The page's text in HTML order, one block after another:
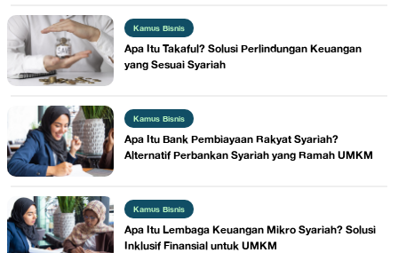
Kamus Bisnis
Apa Itu Takaful? Solusi Perlindungan Keuangan
yang Sesuai Syariah
Kamus Bisnis
Apa Itu Bank Pembiayaan Rakyat Syariah?
Alternatif Perbankan Syariah yang Ramah UMKM
Kamus Bisnis
Apa Itu Lembaga Keuangan Mikro Syariah? Solusi
Inklusif Finansial untuk UMKM